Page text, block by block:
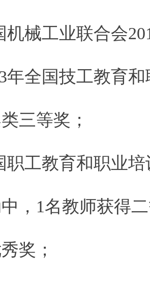
机械工业联合会
年全国技工教育
三等奖；
职工教育和职业
，1名教师获得
奖；